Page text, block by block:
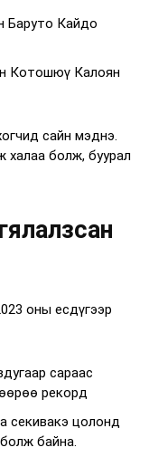
Баруто Кайдо
Котошюү Калоян
сайн мэднэ.
халаа болж, буурал
оны есдүгээр
сараас
рекорд
секивакэ цолонд
байна.